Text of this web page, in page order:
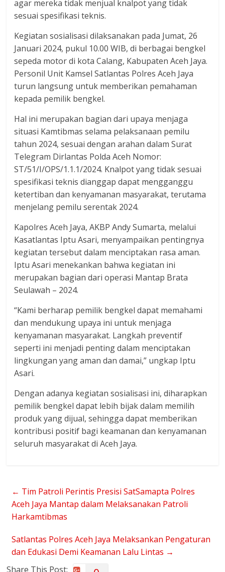
agar mereka tidak menjual knalpot yang tidak
sesuai spesifikasi teknis.
Kegiatan sosialisasi dilaksanakan pada Jumat, 26
Januari 2024, pukul 10.00 WIB, di berbagai bengkel
sepeda motor di kota Calang, Kabupaten Aceh Jaya.
Personil Unit Kamsel Satlantas Polres Aceh Jaya
turun langsung untuk memberikan pemahaman
kepada pemilik bengkel.
Hal ini merupakan bagian dari upaya menjaga
situasi Kamtibmas selama pelaksanaan pemilu
tahun 2024, sesuai dengan arahan dalam Surat
Telegram Dirlantas Polda Aceh Nomor:
ST/51/I/OPS/1.1.1/2024. Knalpot yang tidak sesuai
spesifikasi teknis dianggap dapat mengganggu
ketertiban dan kenyamanan masyarakat, terutama
menjelang pemilu serentak 2024.
Kapolres Aceh Jaya, AKBP Andy Sumarta, melalui
Kasatlantas Iptu Asari, menyampaikan pentingnya
kegiatan tersebut dalam menciptakan rasa aman.
Iptu Asari menekankan bahwa kegiatan ini
merupakan bagian dari operasi Mantap Brata
Seulawah – 2024.
“Kami berharap pemilik bengkel dapat memahami
dan mendukung upaya ini untuk menjaga
kenyamanan masyarakat. Langkah preventif
seperti ini menjadi penting dalam menciptakan
lingkungan yang aman dan damai,” ungkap Iptu
Asari.
Dengan adanya kegiatan sosialisasi ini, diharapkan
pemilik bengkel dapat lebih bijak dalam memilih
produk yang dijual, sehingga dapat memberikan
kontribusi positif bagi keamanan dan kenyamanan
seluruh masyarakat di Aceh Jaya.
← Tim Patroli Perintis Presisi SatSamapta Polres
Aceh Jaya Mantap dalam Melaksanakan Patroli
Harkamtibmas
Satlantas Polres Aceh Jaya Melaksankan Pengaturan
dan Edukasi Demi Keamanan Lalu Lintas →
Share This Post: